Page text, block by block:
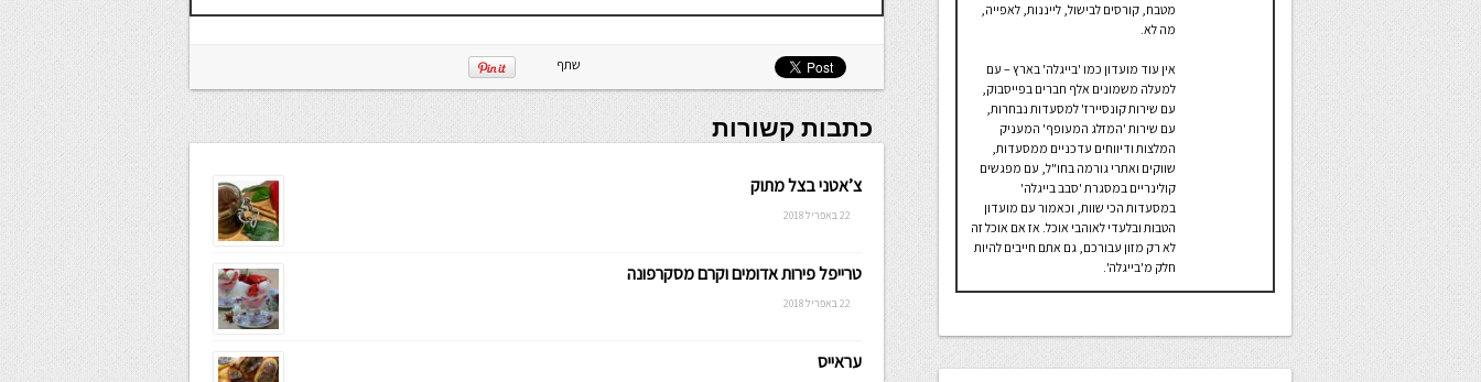
שתף
כתבות קשורות
צ’אטני בצל מתוק
22 באפריל 2018
טרייפל פירות אדומים וקרם מסקרפונה
22 באפריל 2018
עראייס
מטבח, קורסים לבישול, לייננות, לאפייה,
מה לא.
אין עוד מועדון כמו 'בייגלה' בארץ – עם
למעלה משמונים אלף חברים בפייסבוק,
עם שירות קונסיירז' למסעדות נבחרות,
עם שירות 'המזלג המעופף' המעניק
המלצות ודיווחים עדכניים ממסעדות,
שווקים ואתרי גורמה בחו"ל, עם מפגשים
קולינריים במסגרת 'סבב בייגלה'
במסעדות הכי שוות, וכאמור עם מועדון
הטבות ובלעדי לאוהבי אוכל. אז אם אוכל זה
לא רק מזון עבורכם, גם אתם חייבים להיות
חלק מ'בייגלה'.